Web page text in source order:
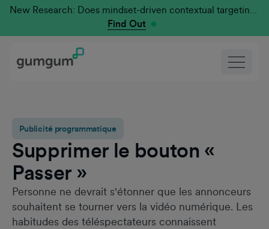
New Research: Does mindset-driven contextual targeting outperform traditional?
Find Out
Publicité programmatique
Supprimer le bouton «
Passer »
Personne ne devrait s'étonner que les annonceurs
souhaitent se tourner vers la vidéo numérique. Les
habitudes des téléspectateurs connaissent